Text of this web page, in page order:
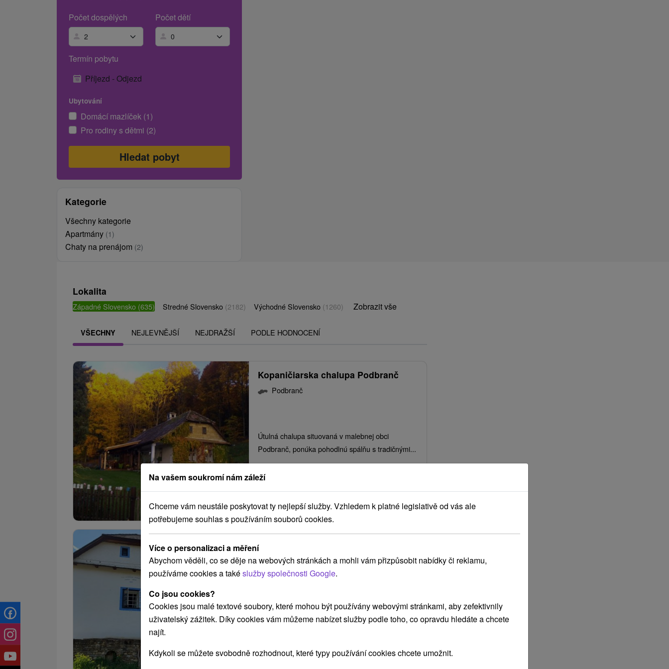
Počet dospělých
Počet dětí
Termín pobytu
Příjezd - Odjezd
Ubytování
Domácí mazlíček (1)
Pro rodiny s dětmi (2)
Kategorie
Všechny kategorie
Apartmány (1)
Chaty na prenájom (2)
Lokalita
Západné Slovensko (635) Stredné Slovensko (2182) Východné Slovensko (1260) Zobrazit vše
VŠECHNY NEJLEVNĚJŠÍ NEJDRAŽŠÍ PODLE HODNOCENÍ
Kopaničiarska chalupa Podbranč
Podbranč
Útulná chalupa situovaná v malebnej obci
Podbranč, ponúka pohodlnú spálňu s tradičnými...
ZOBRAZIT
Modrá Chalúpka Podbranč
Podbranč
disponuje dvomi pohodlnými spálňami, obývacou
miestnosťou s...
Na vašem soukromí nám záleží
Chceme vám neustále poskytovat ty nejlepší služby. Vzhledem k platné legislativě od vás ale
potřebujeme souhlas s používáním souborů cookies.
Více o personalizaci a měření
Abychom věděli, co se děje na webových stránkách a mohli vám přizpůsobit nabídky či reklamu,
používáme cookies a takéslužby společnosti Google.
Co jsou cookies?
Cookies jsou malé textové soubory, které mohou být používány webovými stránkami, aby zefektivnily
uživatelský zážitek. Díky cookies vám můžeme nabízet služby podle toho, co opravdu hledáte a chcete
najít.
Kdykoli se můžete svobodně rozhodnout, které typy používání cookies chcete umožnit.